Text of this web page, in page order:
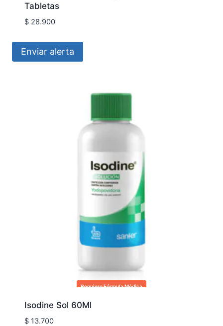
Tabletas
$28.900
Enviar alerta
Requiere Fórmula Médica
Isodine Sol 60Ml
$13.700